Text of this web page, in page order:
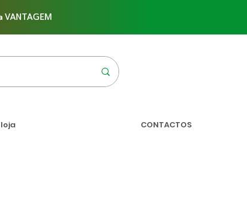
VANTAGEM
loja CONTACTOS